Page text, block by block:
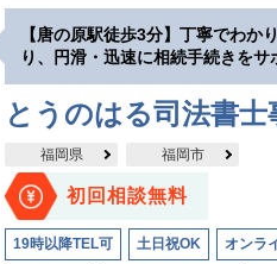
【唐の原駅徒歩3分】丁寧でわか
り、円滑・迅速に相続手続きを
とうのはる司法書士
福岡県 福岡市
初回相談無料
19時以降TEL可 土日祝OK オンラ